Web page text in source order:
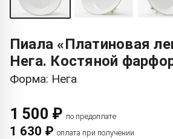
Пиала «Платиновая
Нега. Костяной
Форма: Нега
1 500 ₽ по предоплате
1 630 ₽ оплата при получении